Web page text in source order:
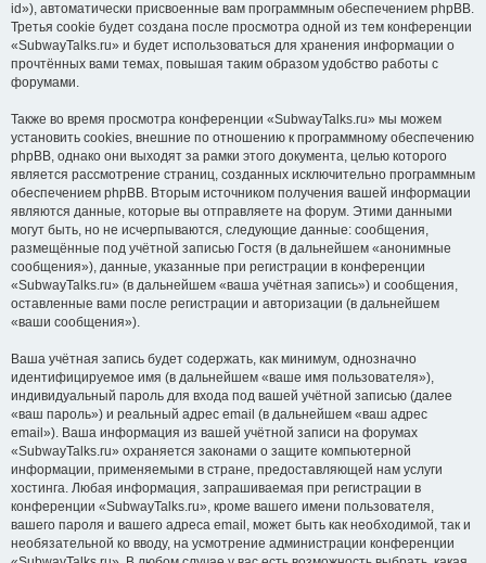
id»), автоматически присвоенные вам программным обеспечением phpBB.
Третья cookie будет создана после просмотра одной из тем конференции
«SubwayTalks.ru» и будет использоваться для хранения информации о
прочтённых вами темах, повышая таким образом удобство работы с
форумами.
Также во время просмотра конференции «SubwayTalks.ru» мы можем
установить cookies, внешние по отношению к программному обеспечению
phpBB, однако они выходят за рамки этого документа, целью которого
является рассмотрение страниц, созданных исключительно программным
обеспечением phpBB. Вторым источником получения вашей информации
являются данные, которые вы отправляете на форум. Этими данными
могут быть, но не исчерпываются, следующие данные: сообщения,
размещённые под учётной записью Гостя (в дальнейшем «анонимные
сообщения»), данные, указанные при регистрации в конференции
«SubwayTalks.ru» (в дальнейшем «ваша учётная запись») и сообщения,
оставленные вами после регистрации и авторизации (в дальнейшем
«ваши сообщения»).
Ваша учётная запись будет содержать, как минимум, однозначно
идентифицируемое имя (в дальнейшем «ваше имя пользователя»),
индивидуальный пароль для входа под вашей учётной записью (далее
«ваш пароль») и реальный адрес email (в дальнейшем «ваш адрес
email»). Ваша информация из вашей учётной записи на форумах
«SubwayTalks.ru» охраняется законами о защите компьютерной
информации, применяемыми в стране, предоставляющей нам услуги
хостинга. Любая информация, запрашиваемая при регистрации в
конференции «SubwayTalks.ru», кроме вашего имени пользователя,
вашего пароля и вашего адреса email, может быть как необходимой, так и
необязательной ко вводу, на усмотрение администрации конференции